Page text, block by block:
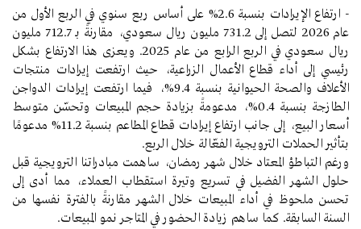
- ارتفاع الإيرادات بنسبة 2.6% على أساس ربع سنوي في الربع الأول من
عام 2026 لتصل إلى 731.2 مليون ريال سعودي، مقارنةً بـ 712.7 مليون
ريال سعودي في الربع الرابع من عام 2025. ويعزى هذا الارتفاع بشكل
رئيسي إلى أداء قطاع الأعمال الزراعية، حيث ارتفعت إيرادات منتجات
الأعلاف والصحة الحيوانية بنسبة 9.4%، فيما ارتفعت إيرادات الدواجن
الطازجة بنسبة 0.4%، مدعومةً بزيادة حجم المبيعات وتحسّن متوسط
أسعار البيع، إلى جانب ارتفاع إيرادات قطاع المطاعم بنسبة 11.2% مدعومًا
بتأثير الحملات الترويجية الفعّالة خلال الربع.
ورغم التباطؤ المعتاد خلال شهر رمضان، ساهمت مبادراتنا الترويجية قبل
حلول الشهر الفضيل في تسريع وتيرة استقطاب العملاء، مما أدى إلى
تحسن ملحوظ في أداء المبيعات خلال الشهر مقارنةً بالفترة نفسها من
السنة السابقة. كما ساهم زيادة الحضور في المتاجر نمو المبيعات.